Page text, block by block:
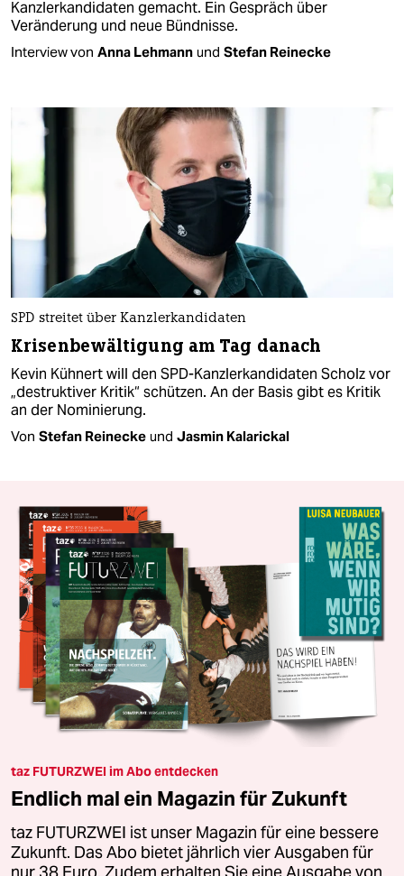
Kanzlerkandidaten gemacht. Ein Gespräch über
Veränderung und neue Bündnisse.
Interview von Anna Lehmann und Stefan Reinecke
SPD streitet über Kanzlerkandidaten
Krisenbewältigung am Tag danach
Kevin Kühnert will den SPD-Kanzlerkandidaten Scholz vor
„destruktiver Kritik“ schützen. An der Basis gibt es Kritik
an der Nominierung.
Von Stefan Reinecke und Jasmin Kalarickal
taz FUTURZWEI im Abo entdecken
Endlich mal ein Magazin für Zukunft
taz FUTURZWEI ist unser Magazin für eine bessere
Zukunft. Das Abo bietet jährlich vier Ausgaben für